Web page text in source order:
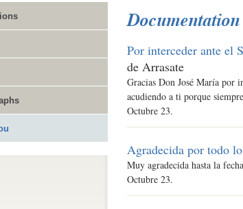
Documentation
Por interceder ante el
de Arrasate
Gracias Don José María por
acudiendo a ti porque
Octubre 23.
Agradecida por todo
Muy agradecida hasta la
Octubre 23.